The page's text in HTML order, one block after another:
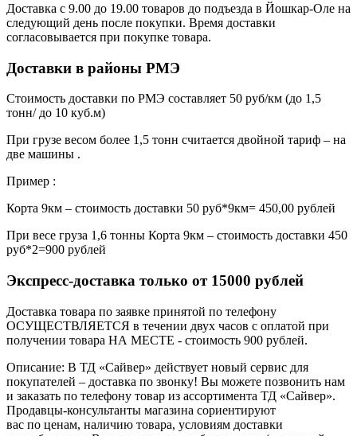
Доставка с 9.00 до 19.00 товаров до подъезда в Йошкар-Оле на
следующий день после покупки. Время доставки
согласовывается при покупке товара.
Доставки в районы РМЭ
Стоимость доставки по РМЭ составляет 50 руб/км (до 1,5
тонн/ до 10 куб.м)
При грузе весом более 1,5 тонн считается двойной тариф – на
две машины .
Пример :
Корта 9км – стоимость доставки 50 руб*9км= 450,00 рублей
При весе груза 1,6 тонны Корта 9км – стоимость доставки 450
руб*2=900 рублей
Экспресс-доставка только от 15000 рублей
Доставка товара по заявке принятой по телефону
ОСУЩЕСТВЛЯЕТСЯ в течении двух часов с оплатой при
получении товара НА МЕСТЕ - стоимость 900 рублей.
Описание: В ТД «Сайвер» действует новый сервис для
покупателей – доставка по звонку! Вы можете позвонить нам
и заказать по телефону товар из ассортимента ТД «Сайвер».
Продавцы-консультанты магазина сориентируют
вас по ценам, наличию товара, условиям доставки